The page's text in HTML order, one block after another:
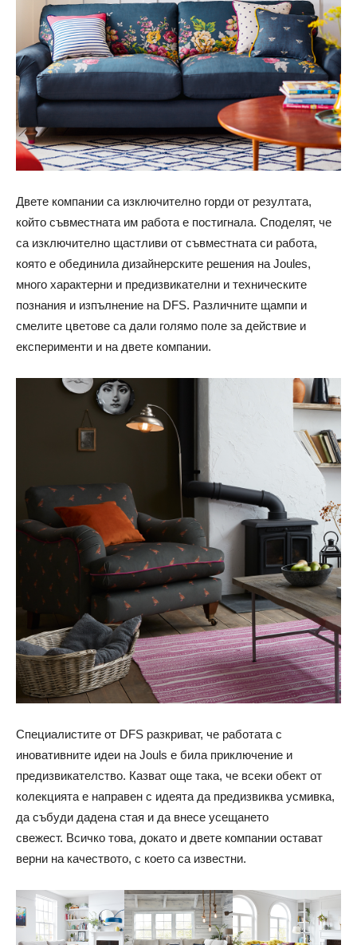
Двете компании са изключително горди от резултата,
който съвместната им работа е постигнала. Споделят, че
са изключително щастливи от съвместната си работа,
която е обединила дизайнерските решения на Joulеs,
много характерни и предизвикателни и техническите
познания и изпълнение на DFS. Различните щампи и
смелите цветове са дали голямо поле за действие и
експерименти и на двете компании.
Специалистите от DFS разкриват, че работата с
иновативните идеи на Jouls е била приключение и
предизвикателство. Казват още така, че всеки обект от
колекцията е направен с идеята да предизвиква усмивка,
да събуди дадена стая и да внесе усещането
свежест. Всичко това, докато и двете компании остават
верни на качеството, с което са известни.